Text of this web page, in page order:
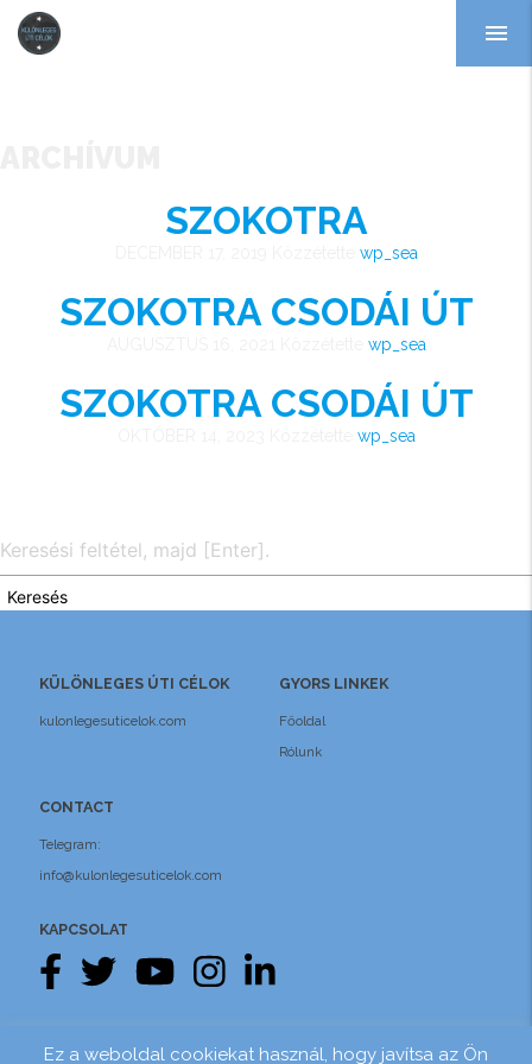
menu
SZOKOTRA
wp_sea
SZOKOTRA CSODÁI ÚT
wp_sea
SZOKOTRA CSODÁI ÚT
wp_sea
Keresés
KÜLÖNLEGES ÚTI CÉLOK
kulonlegesuticelok.com
GYORS LINKEK
Főoldal
Rólunk
CONTACT
Telegram:
info@kulonlegesuticelok.com
KAPCSOLAT
Pénzügyi biztosítás Adatvédelem
Ez a weboldal cookiekat használ, hogy javítsa az Ön